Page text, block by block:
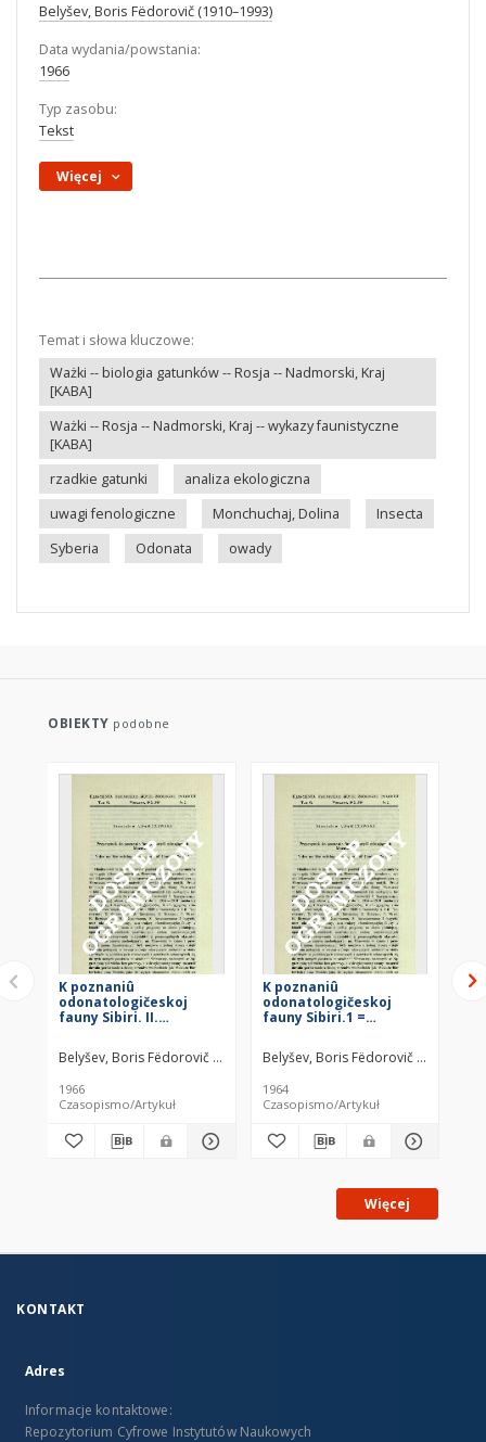
Belyšev, Boris Fëdorovič (1910–1993)
Data wydania/powstania:
1966
Typ zasobu:
Tekst
Więcej
Temat i słowa kluczowe:
Ważki -- biologia gatunków -- Rosja -- Nadmorski, Kraj
[KABA]
Ważki -- Rosja -- Nadmorski, Kraj -- wykazy faunistyczne
[KABA]
rzadkie gatunki
analiza ekologiczna
uwagi fenologiczne
Monchuchaj, Dolina
Insecta
Syberia
Odonata owady
OBIEKTY podobne
K poznaniû
odonatologičeskoj
fauny Sibiri. II.
èkologii strekoz
Tunkinskoj doliny v
Belyšev, Boris Fëdorovič (1910–1993)
1966
Czasopismo/Artykuł
K poznaniû
odonatologičeskoj
fauny Sibiri.1 =
znajomości fauny
ważek (Odonata)
Belyšev, Boris Fëdorovič
1964
Czasopismo/Artykuł
O
Więcej
KONTAKT
Adres
Informacje kontaktowe:
Repozytorium Cyfrowe Instytutów Naukowych